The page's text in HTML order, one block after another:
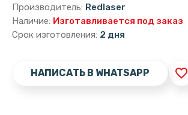
Производитель: Redlaser
Наличие: Изготавливается под заказ
Срок изготовления: 2 дня
НАПИСАТЬ В WHATSAPP favorite_border